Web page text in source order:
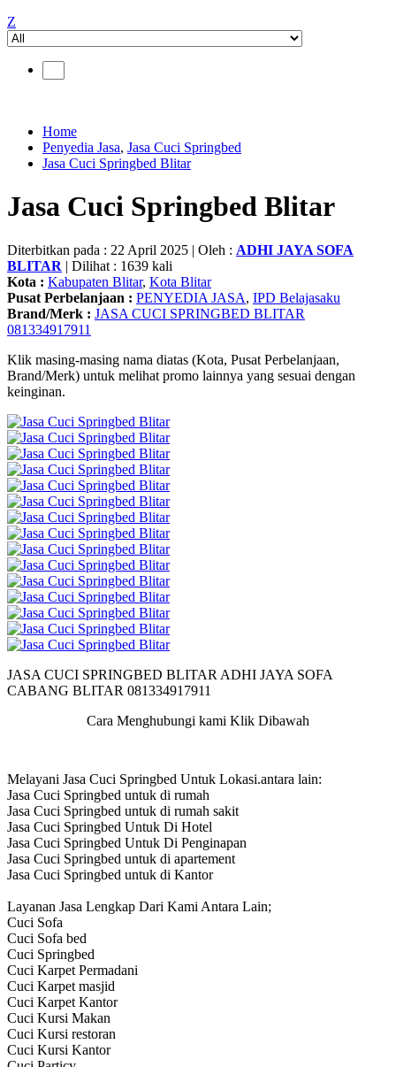
Z
Home
Penyedia Jasa, Jasa Cuci Springbed
Jasa Cuci Springbed Blitar
Jasa Cuci Springbed Blitar
Diterbitkan pada : 22 April 2025 | Oleh : ADHI JAYA SOFA
BLITAR | Dilihat : 1639 kali
Kota : Kabupaten Blitar, Kota Blitar
Pusat Perbelanjaan : PENYEDIA JASA, IPD Belajasaku
Brand/Merk : JASA CUCI SPRINGBED BLITAR
081334917911
Klik masing-masing nama diatas (Kota, Pusat Perbelanjaan,
Brand/Merk) untuk melihat promo lainnya yang sesuai dengan
keinginan.
JASA CUCI SPRINGBED BLITAR ADHI JAYA SOFA
CABANG BLITAR 081334917911
Cara Menghubungi kami Klik Dibawah
Melayani Jasa Cuci Springbed Untuk Lokasi.antara lain:
Jasa Cuci Springbed untuk di rumah
Jasa Cuci Springbed untuk di rumah sakit
Jasa Cuci Springbed Untuk Di Hotel
Jasa Cuci Springbed Untuk Di Penginapan
Jasa Cuci Springbed untuk di apartement
Jasa Cuci Springbed untuk di Kantor
Layanan Jasa Lengkap Dari Kami Antara Lain;
Cuci Sofa
Cuci Sofa bed
Cuci Springbed
Cuci Karpet Permadani
Cuci Karpet masjid
Cuci Karpet Kantor
Cuci Kursi Makan
Cuci Kursi restoran
Cuci Kursi Kantor